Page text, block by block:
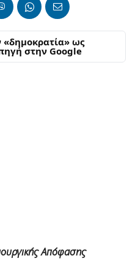
«δημοκρατία» ως
στην Google
Απόφασης